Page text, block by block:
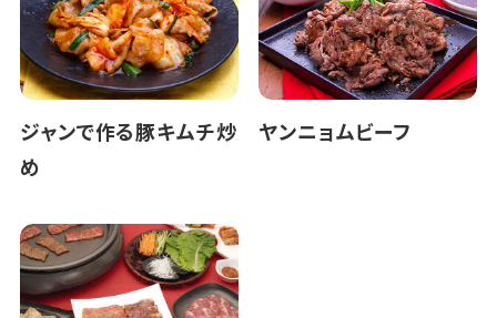
ジャンで作る豚キムチ炒
め
ヤンニョムビーフ